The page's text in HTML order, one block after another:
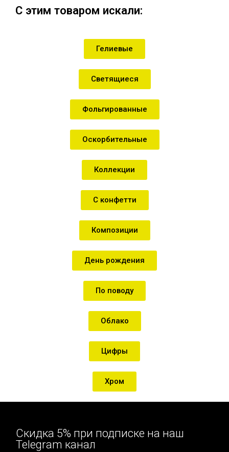
С этим товаром искали:
Гелиевые
Светящиеся
Фольгированные
Оскорбительные
Коллекции
С конфетти
Композиции
День рождения
По поводу
Облако
Цифры
Хром
Скидка 5% при подписке на наш
Telegram канал